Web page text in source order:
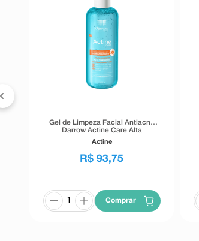
Gel de Limpeza Facial Antiacne
Darrow Actine Care Alta
Tolerância 400g
Actine
R$ 93,75
Comprar